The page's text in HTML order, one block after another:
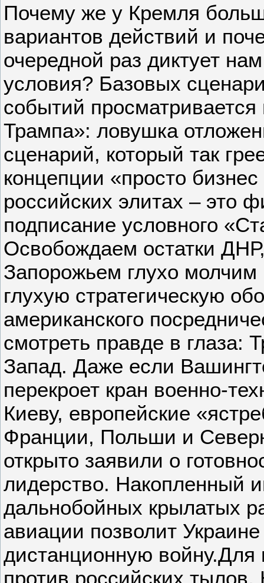
Почему же у Кремля
вариантов действий и
очередной раз диктует
условия? Базовых
событий
Трампа»: ловушка
сценарий, который так
концепции «просто
российских элитах – это
подписание условного
Освобождаем остатки
Запорожьем глухо молчим
глухую стратегическую
американского
смотреть правде в глаза:
Запад. Даже если
перекроет кран военно-
Киеву, европейские
Франции, Польши и
открыто заявили о
лидерство. Накопленный
дальнобойных крылатых
авиации позволит
дистанционную войну.Для
против российских